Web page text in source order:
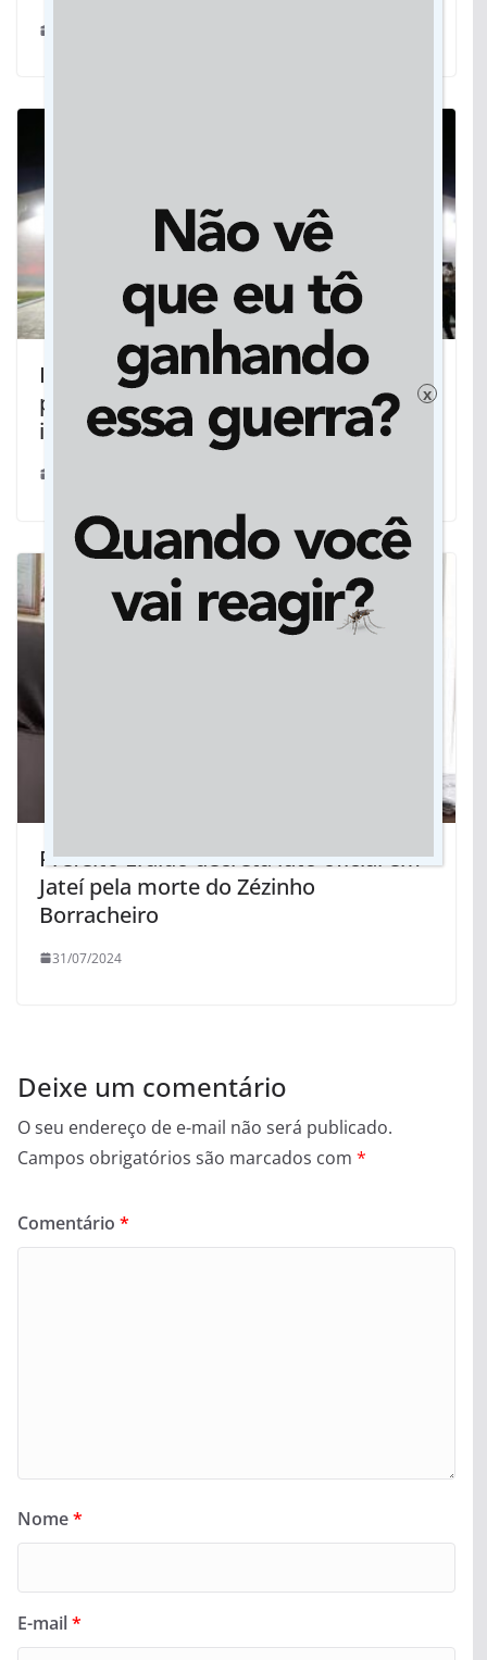
Inaugurado primeiro ginásio
poliesportivo de Itaquiraí com
investimento do Governo do Estado
Prefeito Eraldo decreta luto oficial em
Jateí pela morte do Zézinho
Borracheiro
31/07/2024
Deixe um comentário
O seu endereço de e-mail não será publicado.
Campos obrigatórios são marcados com *
Comentário *
Nome*
E-mail*
x